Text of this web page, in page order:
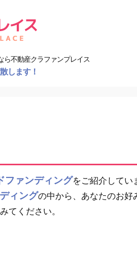
ら不動産クラファンプレイス
します！
ファンディングをご紹介してい
ィングの中から、あなたのお好
てください。